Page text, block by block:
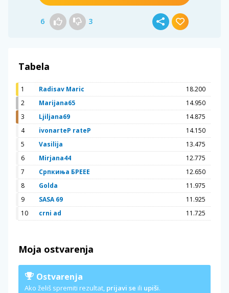
6 3
Tabela
1 Radisav Maric
18.200
2
Marijana65
14.950
3
Ljiljana69
14.875
4
ivonarteP rateP
14.150
5
Vasilija
13.475
6
Mirjana44
12.775
7
Српкиња БРЕЕЕ
12.650
8
Golda
11.975
9
SASA 69
11.925
10
crni ad 11.725
Moja ostvarenja
Ostvarenja
Ako želiš spremiti rezultat, prijavi se ili upiši.